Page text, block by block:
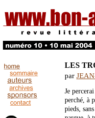
LES
par
Je
perché, à
pieds,